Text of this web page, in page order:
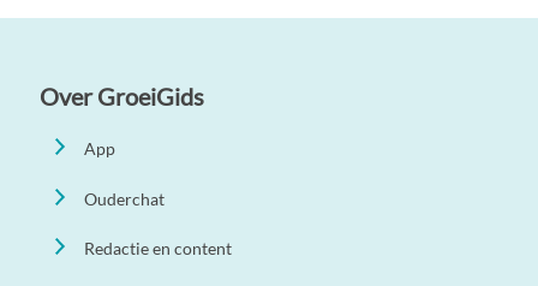
Over GroeiGids
App
Ouderchat
Redactie en content